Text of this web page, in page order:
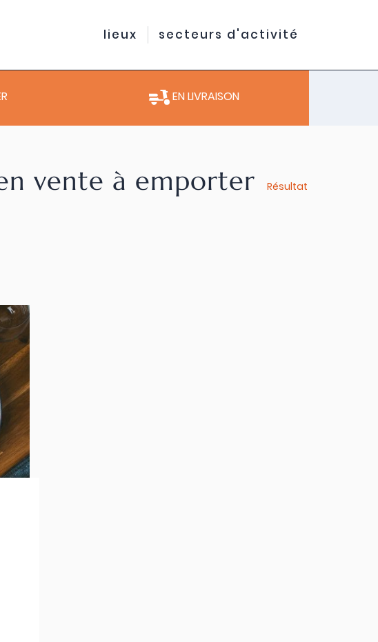
lieux secteurs d'activité
EN LIVRAISON
vente à emporter
Résultat